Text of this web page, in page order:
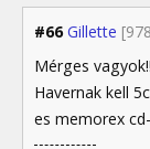
#66 Gillette
Mérges
Havernak kell
es memorex cd-